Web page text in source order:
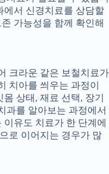
에서 신경치료를 상담할
가능성을 함께 확인해
크라운 같은 보철치료가
치아를 씌우는 과정이
상태, 재료 선택, 장기
과를 알아보는 과정에서
유도 치료가 한 단계에
로 이어지는 경우가 많